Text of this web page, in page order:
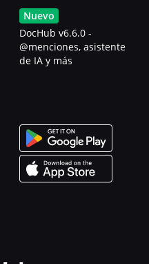
Nuevo
DocHub v6.6.0 -
@menciones, asistente
de IA y más